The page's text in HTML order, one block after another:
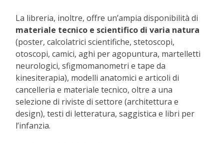
La libreria, inoltre, offre un’ampia disponibilità di
materiale tecnico e scientifico di varia natura
(poster, calcolatrici scientifiche, stetoscopi,
otoscopi, camici, aghi per agopuntura, martelletti
neurologici, sfigmomanometri e tape da
kinesiterapia), modelli anatomici e articoli di
cancelleria e materiale tecnico, oltre a una
selezione di riviste di settore (architettura e
design), testi di letteratura, saggistica e libri per
l’infanzia.